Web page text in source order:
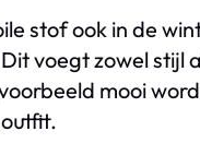
stof ook in de
voegt zowel
mooi